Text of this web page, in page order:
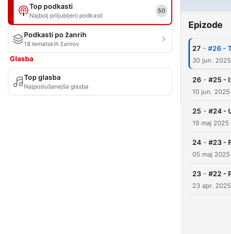
Top podkasti
Najbolj priljubljeni podkasti
50
Podkasti po žanrih
18 tematskih žanrov
Glasba
Top glasba
Najposlušanejša glasba
Epizode
27 - #26 -
30 jun. 2025
26 - #25 -
10 jun. 2025
25 - #24 -
19 maj 2025
24 - #23 -
05 maj 2025
23 - #22 -
23 apr. 2025